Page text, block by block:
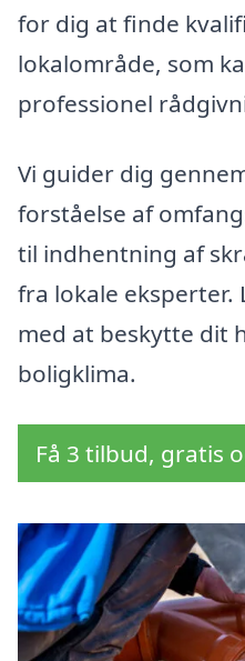
for dig at finde
lokalområde, som
professionel
Vi guider dig
forståelse af
til indhentning af
fra lokale eksperter.
med at beskytte dit
boligklima.
Få 3 tilbud, gratis